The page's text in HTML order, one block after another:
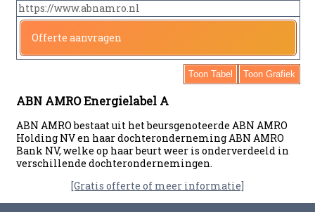
https://www.abnamro.nl
Offerte aanvragen
Toon Tabel Toon Grafiek
ABN AMRO Energielabel A
ABN AMRO bestaat uit het beursgenoteerde ABN AMRO
Holding NV en haar dochteronderneming ABN AMRO
Bank NV, welke op haar beurt weer is onderverdeeld in
verschillende dochterondernemingen.
[Gratis offerte of meer informatie]